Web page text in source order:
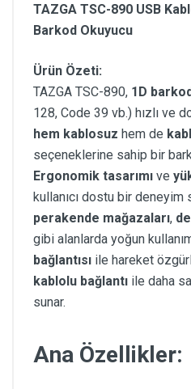
TAZGA TSC-890 USB
Barkod Okuyucu
Ürün Özeti:
TAZGA TSC-890, 1D
128, Code 39 vb.) hızlı ve
hem kablosuz hem de
seçeneklerine sahip bir
Ergonomik tasarımı ve
kullanıcı dostu bir
perakende mağazaları,
gibi alanlarda yoğun
bağlantısı ile hareket
kablolu bağlantı ile daha
sunar.
Ana Özellikler: